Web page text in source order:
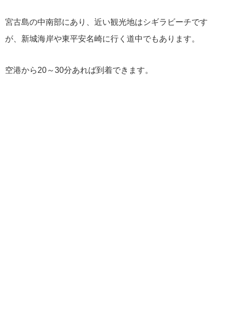
宮古島の中南部にあり、近い観光地はシギラビーチです
が、新城海岸や東平安名崎に行く道中でもあります。
空港から20～30分あれば到着できます。